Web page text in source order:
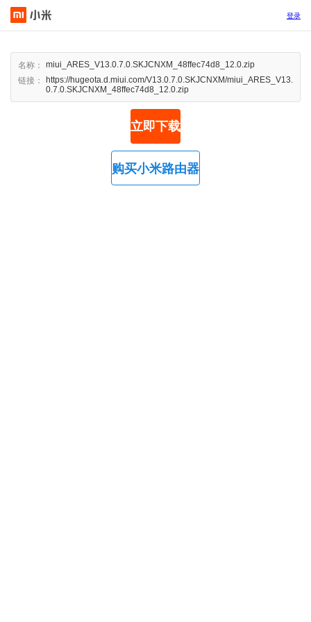
登录
名称：
miui_ARES_V13.0.7.0.SKJCNXM_48ffec74d8_12.0.zip
链接：
https://hugeota.d.miui.com/V13.0.7.0.SKJCNXM/miui_ARES_V13.
0.7.0.SKJCNXM_48ffec74d8_12.0.zip
立即下载
购买小米路由器